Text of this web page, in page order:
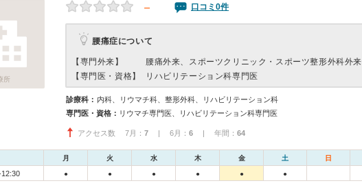
所
－ 口コミ0件
腰痛症について
【専門外来】
腰痛外来、スポーツクリニック・スポーツ整形外科外来
【専門医・資格】
リハビリテーション科専門医
診療科： 内科、リウマチ科、整形外科、リハビリテーション科
専門医・資格： リウマチ専門医、リハビリテーション科専門医
アクセス数 7月： 7 | 6月： 6 | 年間： 64
月 火 水 木 金 土 日
● ● ● ● ● ●